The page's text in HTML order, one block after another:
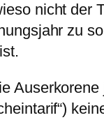
nicht der
zu